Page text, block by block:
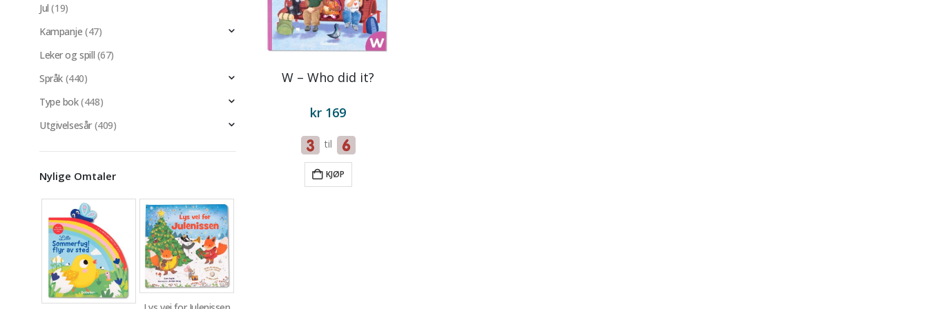
W – Who did it?
kr 169
til
KJØP
Jul (19)
Kampanje (47)
Leker og spill (67)
Språk (440)
Type bok(448)
Utgivelsesår (409)
Nylige Omtaler